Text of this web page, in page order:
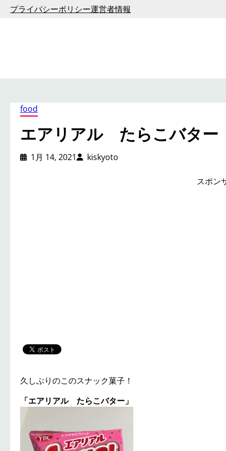
プ
プライバシーポリシー運営者情報
food
エアリアル たらこバター
1月 14, 2021 kiskyoto
スポン
久しぶりのこのスナック菓子！
「エアリアル たらこバター」